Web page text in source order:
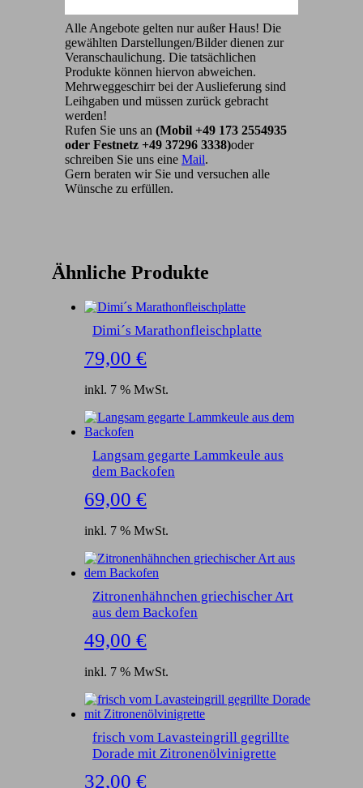
Alle Angebote gelten nur außer Haus! Die
gewählten Darstellungen/Bilder dienen zur
Veranschaulichung. Die tatsächlichen
Produkte können hiervon abweichen.
Mehrweggeschirr bei der Auslieferung sind
Leihgaben und müssen zurück gebracht
werden!
Rufen Sie uns an (Mobil +49 173 2554935
oder Festnetz +49 37296 3338)oder
schreiben Sie uns eine Mail.
Gern beraten wir Sie und versuchen alle
Wünsche zu erfüllen.
Ähnliche Produkte
Dimi´s Marathonfleischplatte
79,00 €
inkl. 7 % MwSt.
Langsam gegarte Lammkeule aus
dem Backofen
69,00 €
inkl. 7 % MwSt.
Zitronenhähnchen griechischer Art
aus dem Backofen
49,00 €
inkl. 7 % MwSt.
frisch vom Lavasteingrill gegrillte
Dorade mit Zitronenölvinigrette
32,00 €